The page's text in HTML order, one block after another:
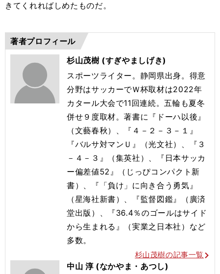
きてくれればしめたものだ。
著者プロフィール
杉山茂樹 (すぎやましげき)
スポーツライター。静岡県出身。得意
分野はサッカーでＷ杯取材は2022年
カタール大会で11回連続。五輪も夏冬
併せ９度取材。著書に『ドーハ以後』
（文藝春秋）、『４－２－３－１』
『バルサ対マンＵ』（光文社）、『３
－４－３』（集英社）、『日本サッカ
ー偏差値52』（じっぴコンパクト新
書）、『「負け」に向き合う勇気』
（星海社新書）、『監督図鑑』（廣済
堂出版）、『36.4％のゴールはサイド
から生まれる』（実業之日本社）など
多数。
杉山茂樹の記事一覧
中山 淳 (なかやま・あつし)